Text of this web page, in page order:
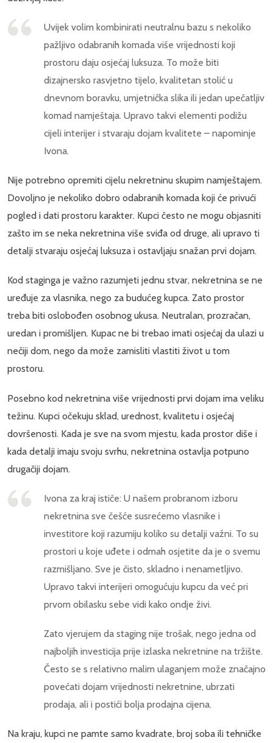
Uvijek volim kombinirati neutralnu bazu s nekoliko
pažljivo odabranih komada više vrijednosti koji
prostoru daju osjećaj luksuza. To može biti
dizajnersko rasvjetno tijelo, kvalitetan stolić u
dnevnom boravku, umjetnička slika ili jedan upečatljiv
komad namještaja. Upravo takvi elementi podižu
cijeli interijer i stvaraju dojam kvalitete – napominje
Ivona.
Nije potrebno opremiti cijelu nekretninu skupim namještajem.
Dovoljno je nekoliko dobro odabranih komada koji će privući
pogled i dati prostoru karakter. Kupci često ne mogu objasniti
zašto im se neka nekretnina više sviđa od druge, ali upravo ti
detalji stvaraju osjećaj luksuza i ostavljaju snažan prvi dojam.
Kod staginga je važno razumjeti jednu stvar, nekretnina se ne
uređuje za vlasnika, nego za budućeg kupca. Zato prostor
treba biti oslobođen osobnog ukusa. Neutralan, prozračan,
uredan i promišljen. Kupac ne bi trebao imati osjećaj da ulazi u
nečiji dom, nego da može zamisliti vlastiti život u tom
prostoru.
Posebno kod nekretnina više vrijednosti prvi dojam ima veliku
težinu. Kupci očekuju sklad, urednost, kvalitetu i osjećaj
dovršenosti. Kada je sve na svom mjestu, kada prostor diše i
kada detalji imaju svoju svrhu, nekretnina ostavlja potpuno
drugačiji dojam.
Ivona za kraj ističe: U našem probranom izboru
nekretnina sve češće susrećemo vlasnike i
investitore koji razumiju koliko su detalji važni. To su
prostori u koje uđete i odmah osjetite da je o svemu
razmišljano. Sve je čisto, skladno i nenametljivo.
Upravo takvi interijeri omogućuju kupcu da već pri
prvom obilasku sebe vidi kako ondje živi.
Zato vjerujem da staging nije trošak, nego jedna od
najboljih investicija prije izlaska nekretnine na tržište.
Često se s relativno malim ulaganjem može značajno
povećati dojam vrijednosti nekretnine, ubrzati
prodaja, ali i postići bolja prodajna cijena.
Na kraju, kupci ne pamte samo kvadrate, broj soba ili tehničke